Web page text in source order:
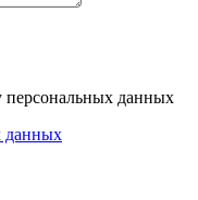
персональных данных
данных